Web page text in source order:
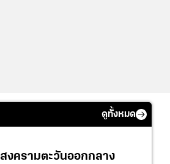
ดูทั้งหมด
สงครามตะวันออกกลาง